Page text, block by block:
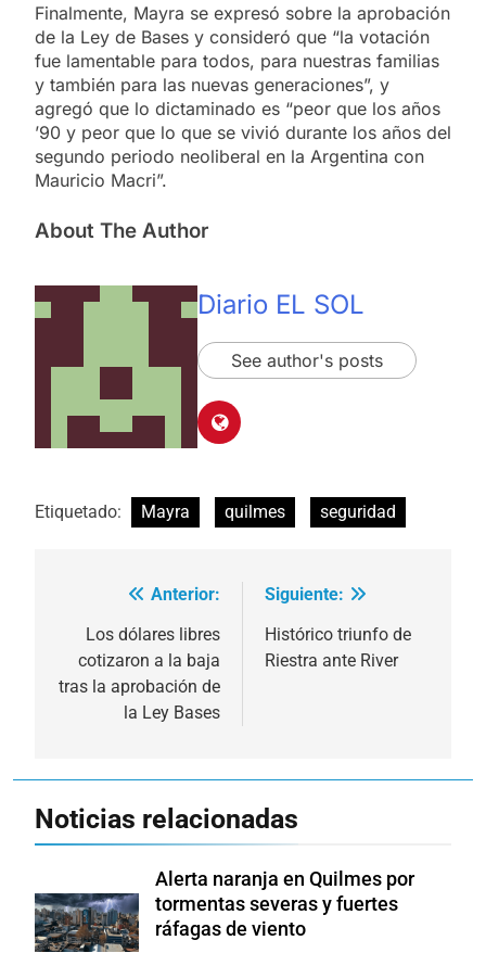
Finalmente, Mayra se expresó sobre la aprobación
de la Ley de Bases y consideró que “la votación
fue lamentable para todos, para nuestras familias
y también para las nuevas generaciones”, y
agregó que lo dictaminado es “peor que los años
’90 y peor que lo que se vivió durante los años del
segundo periodo neoliberal en la Argentina con
Mauricio Macri”.
About The Author
Diario EL SOL
See author's posts
Etiquetado: Mayra quilmes seguridad
Navegación
entradas
Anterior:
Los dólares libres
cotizaron a la baja
tras la aprobación de
la Ley Bases
Siguiente:
Histórico triunfo de
Riestra ante River
Noticias relacionadas
Alerta naranja en Quilmes por
tormentas severas y fuertes
ráfagas de viento